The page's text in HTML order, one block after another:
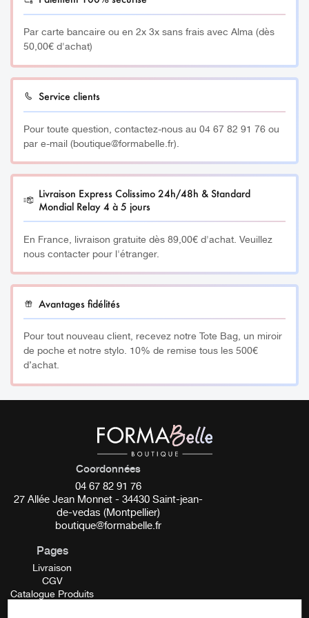
précise le pigment reste stérile entre chaque utilisation, et
Sans conservateur, ni eau, ni produit pétrochimique, les
pigments sont adaptés au pH de la peau et labellisés
Vegan.
MB01 – Ristretto
Brun froid soutenu conseillé sur les vraies brunes à peau
claire aux sourcils noirs.
Toujours réchauffer avec le MB02.
Contenance : 5ml ou 13 ml
________
Fiche de données de sécurité RistrettoICI
________
Réservé uniquement aux professionnels
Par carte bancaire ou en 2x 3x sans frais avec Alma (dès
50,00€ d'achat)
Service clients
Pour toute question, contactez-nous au 04 67 82 91 76 ou
par e-mail (boutique@formabelle.fr).
Livraison Express Colissimo 24h/48h & Standard
Mondial Relay 4 à 5 jours
En France, livraison gratuite dès 89,00€ d'achat. Veuillez
nous contacter pour l'étranger.
Avantages fidélités
Pour tout nouveau client, recevez notre Tote Bag, un miroir
de poche et notre stylo. 10% de remise tous les 500€
d’achat.
Coordonnées
04 67 82 91 76
27 Allée Jean Monnet - 34430 Saint-jean-
de-vedas (Montpellier)
boutique@formabelle.fr
Pages
Livraison
CGV
Catalogue Produits